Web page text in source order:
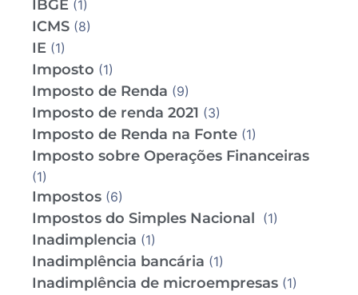
IBGE (1)
ICMS (8)
IE (1)
Imposto (1)
Imposto de Renda (9)
Imposto de renda 2021 (3)
Imposto de Renda na Fonte (1)
Imposto sobre Operações Financeiras
(1)
Impostos (6)
Impostos do Simples Nacional (1)
Inadimplencia (1)
Inadimplência bancária (1)
Inadimplência de microempresas (1)